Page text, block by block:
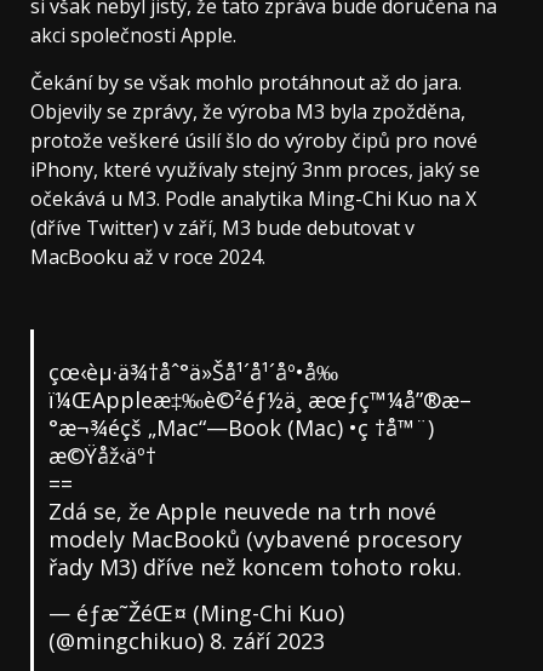
si však nebyl jistý, že tato zpráva bude doručena na
akci společnosti Apple.
Čekání by se však mohlo protáhnout až do jara.
Objevily se zprávy, že výroba M3 byla zpožděna,
protože veškeré úsilí šlo do výroby čipů pro nové
iPhony, které využívaly stejný 3nm proces, jaký se
očekává u M3. Podle analytika Ming-Chi Kuo na X
(dříve Twitter) v září, M3 bude debutovat v
MacBooku až v roce 2024.
çœ‹èµ·ä¾†åˆ°ä»Šå¹´å¹´åº•å‰
ï¼ŒAppleæ‡‰è©²éƒ½ä¸ æœƒç™¼å”®æ–
°æ¬¾éçš „Mac“—Book (Mac) •ç †å™¨)
æ©Ÿåž‹äº†
==
Zdá se, že Apple neuvede na trh nové
modely MacBooků (vybavené procesory
řady M3) dříve než koncem tohoto roku.
— éƒæ˜ŽéŒ¤ (Ming-Chi Kuo)
(@mingchikuo) 8. září 2023